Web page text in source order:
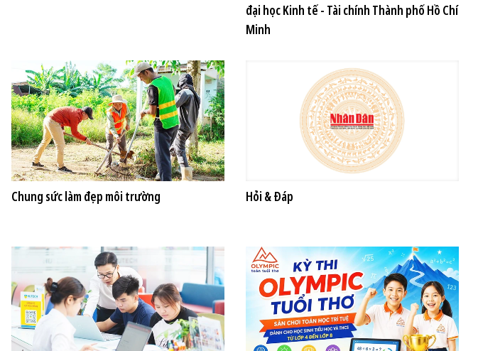
đại học Kinh tế - Tài chính Thành phố Hồ Chí
Minh
Chung sức làm đẹp môi trường Hỏi & Đáp